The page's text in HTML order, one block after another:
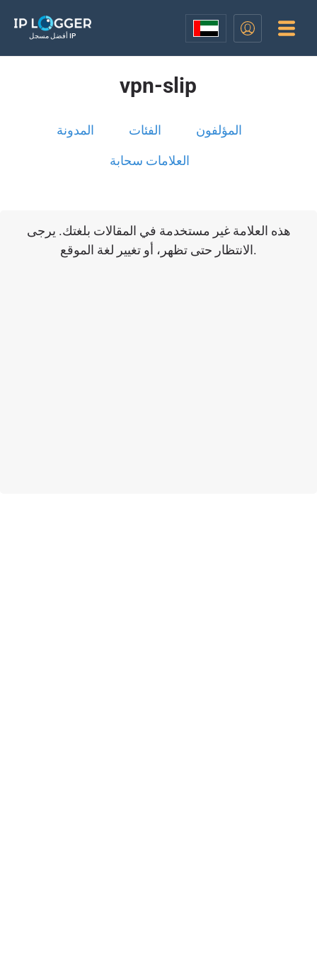
أفضل مسجل IP
vpn-slip
المدونة الفئات المؤلفون
العلامات سحابة